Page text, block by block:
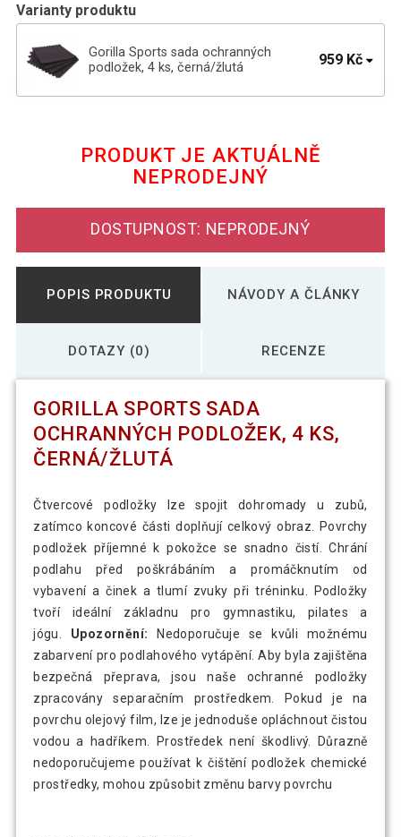
Varianty produktu
Gorilla Sports sada ochranných
podložek, 4 ks, černá/žlutá
959 Kč
Gorilla Sports sada ochranných
Gorilla Sports sada ochranných
podložek, 4 ks, černá/modrá
PRODUKT JE AKTUÁLNĚ
NEPRODEJNÝ
DOSTUPNOST: NEPRODEJNÝ
POPIS PRODUKTU NÁVODY A ČLÁNKY
DOTAZY (0) RECENZE
GORILLA SPORTS SADA
OCHRANNÝCH PODLOŽEK, 4 KS,
ČERNÁ/ŽLUTÁ
Čtvercové podložky lze spojit dohromady u zubů,
zatímco koncové části doplňují celkový obraz. Povrchy
podložek příjemné k pokožce se snadno čistí. Chrání
podlahu před poškrábáním a promáčknutím od
vybavení a činek a tlumí zvuky při tréninku. Podložky
tvoří ideální základnu pro gymnastiku, pilates a
jógu. Upozornění: Nedoporučuje se kvůli možnému
zabarvení pro podlahového vytápění. Aby byla zajištěna
bezpečná přeprava, jsou naše ochranné podložky
zpracovány separačním prostředkem. Pokud je na
povrchu olejový film, lze je jednoduše opláchnout čistou
vodou a hadříkem. Prostředek není škodlivý. Důrazně
nedoporučujeme používat k čištění podložek chemické
prostředky, mohou způsobit změnu barvy povrchu